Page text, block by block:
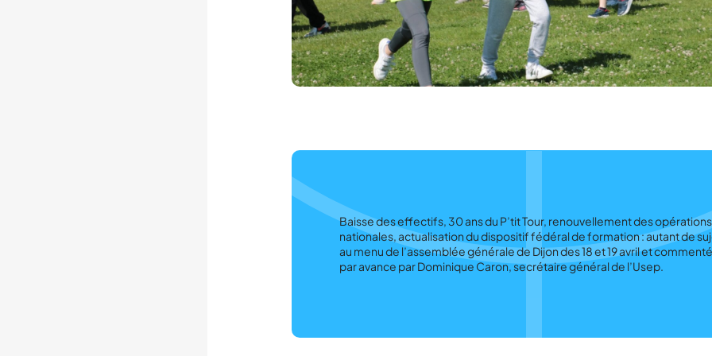
Baisse des effectifs, 30 ans du P’tit Tour, renouvellement des opérations
nationales, actualisation du dispositif fédéral de formation : autant de
au menu de l’assemblée générale de Dijon des 18 et 19 avril et
par avance par Dominique Caron, secrétaire général de l’Usep.